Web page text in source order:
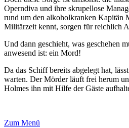
Operndiva und ihre skrupellose
rund um den alkoholkranken Kapitän
Militärzeit kennt, sorgen für reichlich
Und dann geschieht, was geschehen
anwesend ist: ein Mord!
Da das Schiff bereits abgelegt hat,
warten. Der Mörder läuft frei herum
Holmes ihn mit Hilfe der Gäste
Zum Menü